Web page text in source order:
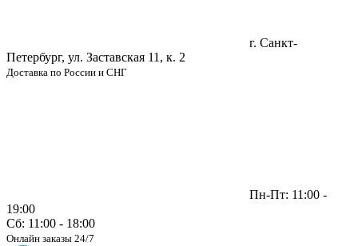
г. Санкт-
Петербург, ул. Заставская 11, к. 2
Доставка по России и СНГ
Пн-Пт: 11:00 -
19:00
Сб: 11:00 - 18:00
Онлайн заказы 24/7